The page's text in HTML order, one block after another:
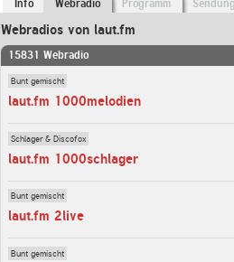
Info Webradio Programm
Webradios von laut.fm
15831 Webradio
Bunt gemischt
laut.fm 1000melodien
Schlager & Discofox
laut.fm 1000schlager
Bunt gemischt
laut.fm 2live
Bunt gemischt